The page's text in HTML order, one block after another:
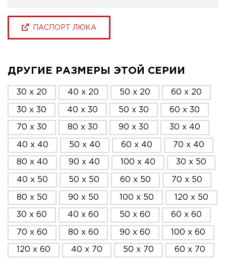
ПАСПОРТ ЛЮКА
ДРУГИЕ РАЗМЕРЫ ЭТОЙ СЕРИИ
30 x 20 40 x 20 50 x 20 60 x 20
30 x 30 40 x 30 50 x 30 60 x 30
70 x 30 80 x 30 90 x 30 30 x 40
40 x 40 50 x 40 60 x 40 70 x 40
80 x 40 90 x 40 100 x 40 30 x 50
40 x 50 50 x 50 60 x 50 70 x 50
80 x 50 90 x 50 100 x 50 120 x 50
30 x 60 40 x 60 50 x 60 60 x 60
70 x 60 80 x 60 90 x 60 100 x 60
120 x 60 40 x 70 50 x 70 60 x 70